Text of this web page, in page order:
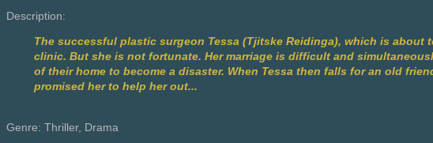
Description:
The successful plastic surgeon Tessa (Tjitske Reidinga), which is about
clinic. But she is not fortunate. Her marriage is difficult and
of their home to become a disaster. When Tessa then falls for an old
promised her to help her out...
Genre: Thriller, Drama